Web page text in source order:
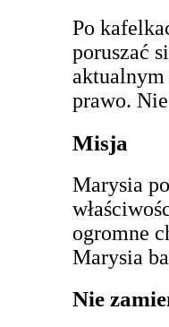
Po
poruszać
prawo.
Misja
Marysia
ogromne
Marysia
Nie